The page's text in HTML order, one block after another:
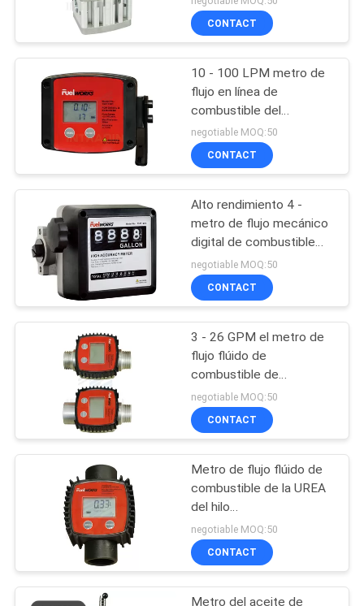
CALIDAD
CONTÁCTENOS
NOTICIAS
SOLICITAR
PRESUPUESTO
MAPA
SITIO
PRIVACY
POLICY
435psi/30bar
CONTACT
10 - 100 LPM metro de
flujo en línea de
combustible del
engranaje oval del flujo
con 15 metros de
longitud del cordón
negotiable MOQ:50
CONTACT
Alto rendimiento 4 -
metro de flujo mecánico
digital de combustible
50psi 3.5BAR
negotiable MOQ:50
CONTACT
3 - 26 GPM el metro de
flujo flúido de
combustible de
Digitaces de la turbina
del flujo para el keroseno
diesel
negotiable MOQ:50
CONTACT
Metro de flujo flúido de
combustible de la UREA
del hilo
masculino/femenino con
la cámara de medición
de aluminio
negotiable MOQ:50
CONTACT
Metro del aceite de